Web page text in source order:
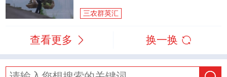
三农群英汇
查看更多 换一换